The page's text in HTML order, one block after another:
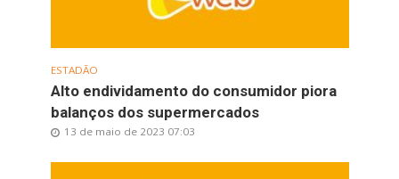
ESTADÃO
Alto endividamento do consumidor piora
balanços dos supermercados
13 de maio de 2023 07:03